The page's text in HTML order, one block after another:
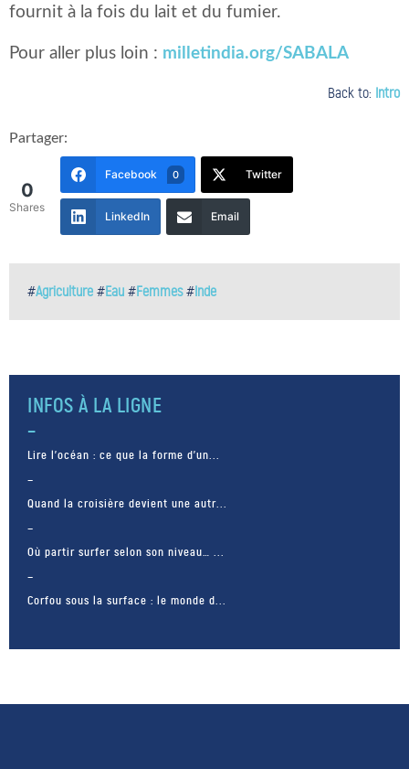
fournit à la fois du lait et du fumier.
Pour aller plus loin : milletindia.org/SABALA
Back to: Intro
Partager:
0
Shares
Facebook 0 Twitter
LinkedIn Email
#Agriculture #Eau #Femmes#Inde
INFOS À LA LIGNE
Lire l’océan : ce que la forme d’un...
Quand la croisière devient une autr...
Où partir surfer selon son niveau… ...
Corfou sous la surface : le monde d...